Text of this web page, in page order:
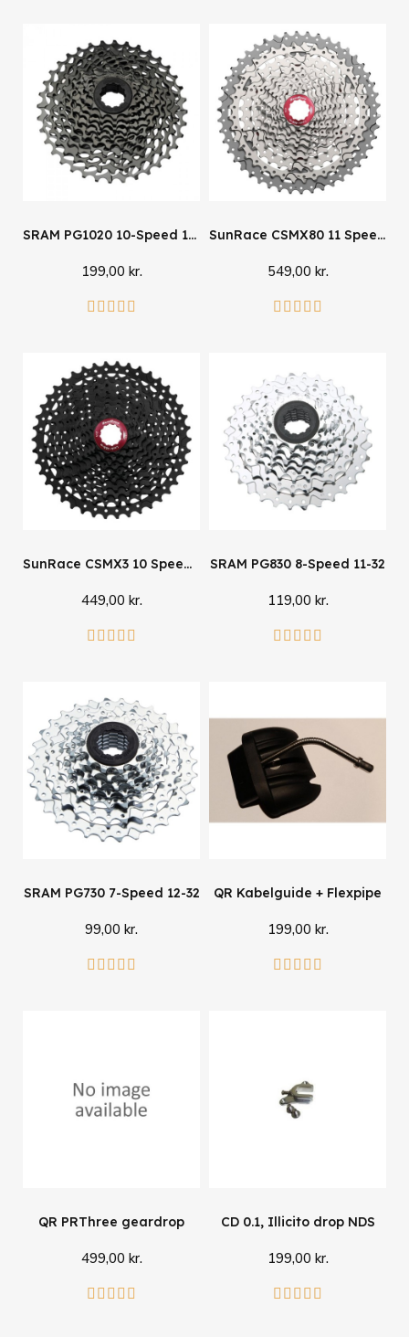
SRAM PG1020 10-Speed 11-36
199,00 kr.
    
SunRace CSMX80 11 Speed 11-50
549,00 kr.
    
SunRace CSMX3 10 Speed 11-40
449,00 kr.
    
SRAM PG830 8-Speed 11-32
119,00 kr.
    
SRAM PG730 7-Speed 12-32
99,00 kr.
    
QR Kabelguide + Flexpipe
199,00 kr.
    
QR PRThree geardrop
499,00 kr.
    
CD 0.1, Illicito drop NDS
199,00 kr.
    